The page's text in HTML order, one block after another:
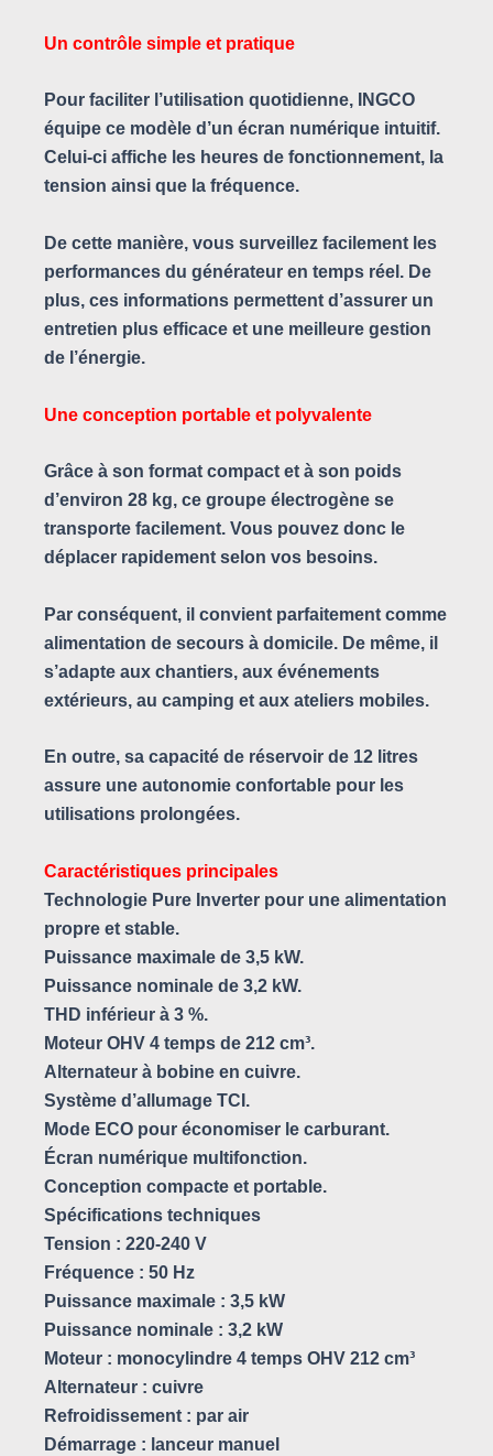
Un contrôle simple et pratique
Pour faciliter l’utilisation quotidienne, INGCO
équipe ce modèle d’un écran numérique intuitif.
Celui-ci affiche les heures de fonctionnement, la
tension ainsi que la fréquence.
De cette manière, vous surveillez facilement les
performances du générateur en temps réel. De
plus, ces informations permettent d’assurer un
entretien plus efficace et une meilleure gestion
de l’énergie.
Une conception portable et polyvalente
Grâce à son format compact et à son poids
d’environ 28 kg, ce groupe électrogène se
transporte facilement. Vous pouvez donc le
déplacer rapidement selon vos besoins.
Par conséquent, il convient parfaitement comme
alimentation de secours à domicile. De même, il
s’adapte aux chantiers, aux événements
extérieurs, au camping et aux ateliers mobiles.
En outre, sa capacité de réservoir de 12 litres
assure une autonomie confortable pour les
utilisations prolongées.
Caractéristiques principales
Technologie Pure Inverter pour une alimentation
propre et stable.
Puissance maximale de 3,5 kW.
Puissance nominale de 3,2 kW.
THD inférieur à 3 %.
Moteur OHV 4 temps de 212 cm³.
Alternateur à bobine en cuivre.
Système d’allumage TCI.
Mode ECO pour économiser le carburant.
Écran numérique multifonction.
Conception compacte et portable.
Spécifications techniques
Tension : 220-240 V
Fréquence : 50 Hz
Puissance maximale : 3,5 kW
Puissance nominale : 3,2 kW
Moteur : monocylindre 4 temps OHV 212 cm³
Alternateur : cuivre
Refroidissement : par air
Démarrage : lanceur manuel